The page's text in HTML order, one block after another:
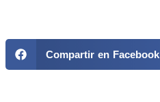
Compartir en Facebook